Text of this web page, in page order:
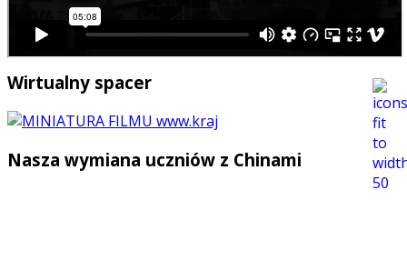
Wirtualny spacer
Nasza wymiana uczniów z Chinami